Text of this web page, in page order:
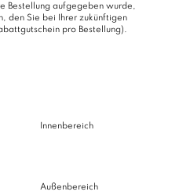
Bestellung aufgegeben wurde,
den Sie bei Ihrer zukünftigen
pro Bestellung).
Innenbereich
Außenbereich